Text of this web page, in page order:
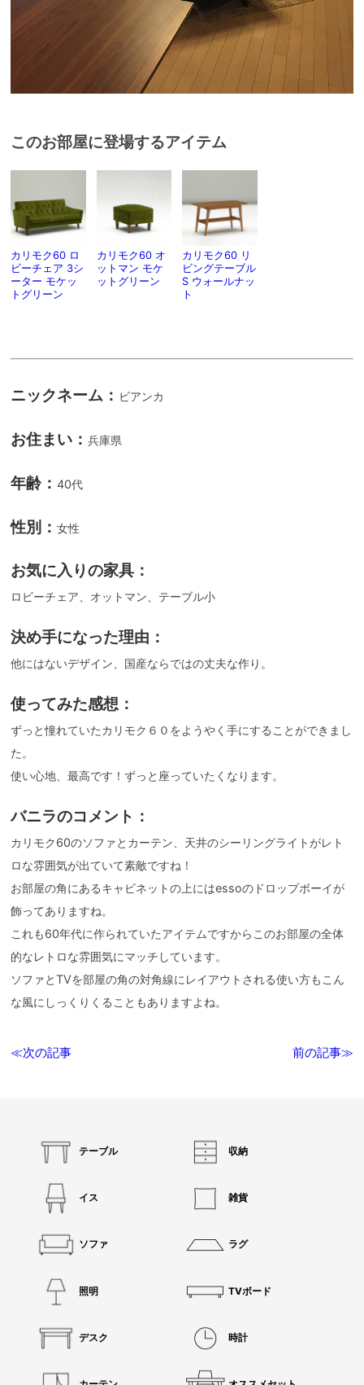
このお部屋に登場するアイテム
カリモク60 ロ
ビーチェア 3シ
ーター モケッ
トグリーン
カリモク60 オ
ットマン モケ
ットグリーン
カリモク60 リ
ビングテーブル
S ウォールナッ
ト
ニックネーム： ビアンカ
お住まい：兵庫県
年齢：40代
性別：女性
お気に入りの家具：
ロビーチェア、オットマン、テーブル小
決め手になった理由：
他にはないデザイン、国産ならではの丈夫な作り。
使ってみた感想：
ずっと憧れていたカリモク６０をようやく手にすることができまし
た。
使い心地、最高です！ずっと座っていたくなります。
バニラのコメント：
カリモク60のソファとカーテン、天井のシーリングライトがレト
ロな雰囲気が出ていて素敵ですね！
お部屋の角にあるキャビネットの上にはessoのドロップボーイが
飾ってありますね。
これも60年代に作られていたアイテムですからこのお部屋の全体
的なレトロな雰囲気にマッチしています。
ソファとTVを部屋の角の対角線にレイアウトされる使い方もこん
な風にしっくりくることもありますよね。
≪次の記事 前の記事≫
テーブル 収納
イス 雑貨
ソファ ラグ
照明 TVボード
デスク 時計